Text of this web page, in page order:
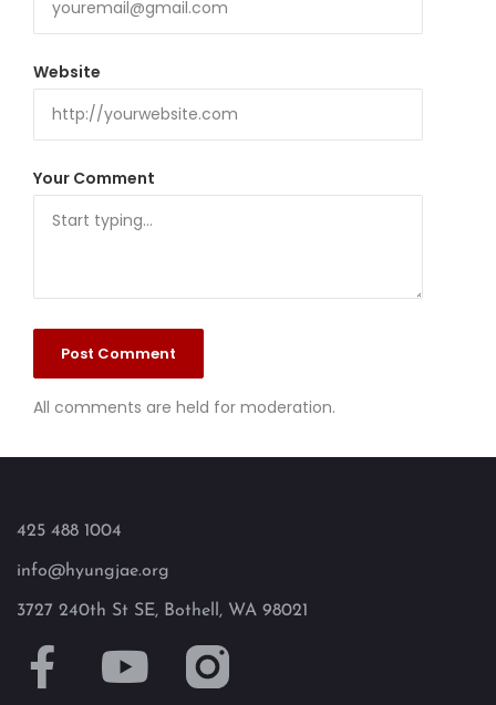
Your Comment
All comments are held for moderation.
Website
425 488 1004
info@hyungjae.org
3727 240th St SE, Bothell, WA 98021